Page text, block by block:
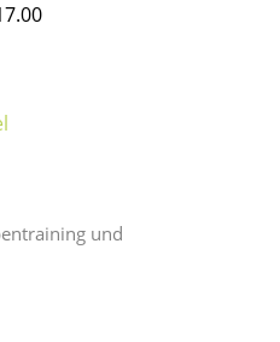
und